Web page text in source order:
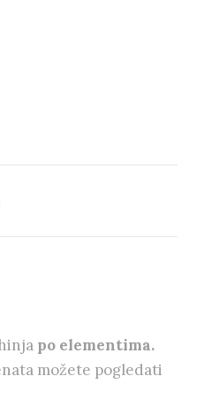
po elementima.
možete pogledati